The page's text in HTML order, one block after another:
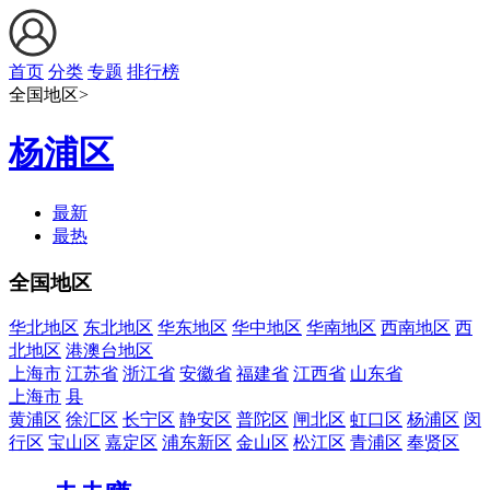
首页 分类 专题 排行榜
全国地区>
杨浦区
最新
最热
全国地区
华北地区 东北地区 华东地区 华中地区 华南地区 西南地区 西
北地区 港澳台地区
上海市 江苏省 浙江省 安徽省 福建省 江西省 山东省
上海市 县
黄浦区 徐汇区 长宁区 静安区 普陀区 闸北区 虹口区 杨浦区 闵
行区 宝山区 嘉定区 浦东新区 金山区 松江区 青浦区 奉贤区